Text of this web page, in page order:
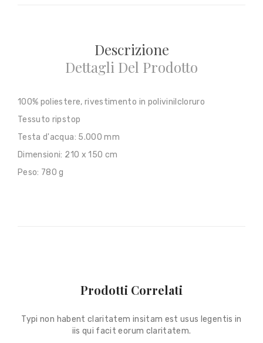
Descrizione
Dettagli Del Prodotto
100% poliestere, rivestimento in polivinilcloruro
Tessuto ripstop
Testa d'acqua: 5.000 mm
Dimensioni: 210 x 150 cm
Peso: 780 g
Prodotti Correlati
Typi non habent claritatem insitam est usus legentis in
iis qui facit eorum claritatem.